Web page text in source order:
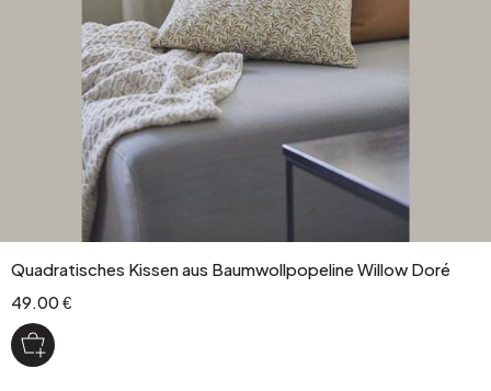
Quadratisches Kissen aus Baumwollpopeline Willow Doré
49.00 €